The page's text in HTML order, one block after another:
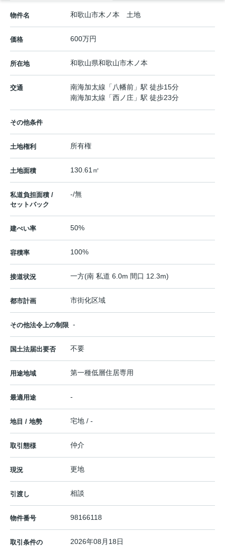
物件名 和歌山市木ノ本 土地
価格 600万円
所在地 和歌山県和歌山市木ノ本
交通 南海加太線 「 八幡前 」駅 徒歩15分
南海加太線 「西ノ庄 」駅 徒歩23分
その他条件
土地権利 所有権
土地面積 130.61㎡
私道負担面積 /
セットバック
-/無
建ぺい率 50%
容積率 100%
接道状況 一方(南 私道 6.0m 間口 12.3m)
都市計画 市街化区域
その他法令上の制限 -
国土法届出要否 不要
用途地域 第一種低層住居専用
最適用途 -
地目 / 地勢 宅地 / -
取引態様 仲介
現況 更地
引渡し 相談
物件番号 98166118
取引条件の
2026年08月18日